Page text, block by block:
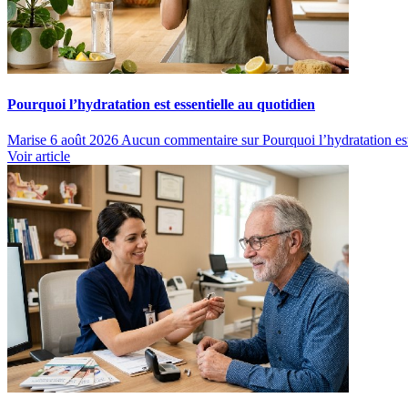
Pourquoi l’hydratation est essentielle au quotidien
Marise 6 août 2026 Aucun commentaire sur Pourquoi l’hydratation
Voir article